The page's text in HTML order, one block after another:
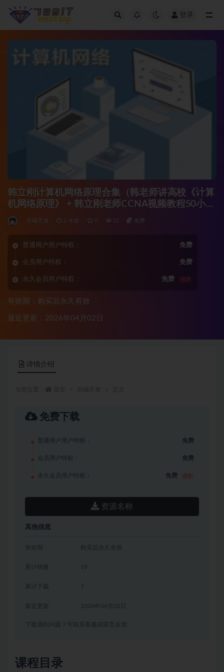
登录
韩立刚计算机网络原理合集（韩老师讲高校《计算
机网络原理》 + 韩立刚老师CCNA视频教程50小时
+计算机网络原理精讲视频教程）
后端开发 2 年前 0 52 免费
普通用户用户特权： 免费
会员用户特权： 免费
永久会员用户特权： 免费 推荐
有效期：购买后永久有效
最近更新：2026年04月02日
详情介绍
免费下载
普通用户用户特权： 免费
会员用户特权： 免费
永久会员用户特权： 免费
资源名称
其他信息
有效期 购买后永久有效
累计销量 19
累计下载 7
2026年04月02日
下载遇到问题？可联系客服或留言反馈
课程目录